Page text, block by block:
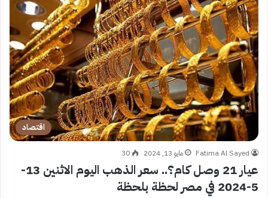
اقتصاد
Fatima Al Sayed مايو 13, 2024 30
عيار 21 وصل كام؟.. سعر الذهب اليوم الاثنين 13-
5-2024 في مصر لحظة بلحظة